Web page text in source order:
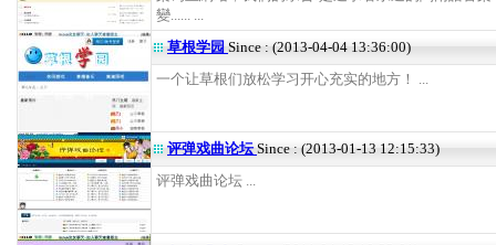
變...... ...
草根学园 Since : (2013-04-04 13:36:00)
一个让草根们放松学习开心充实的地方！ ...
评弹戏曲论坛Since : (2013-01-13 12:15:33)
评弹戏曲论坛 ...